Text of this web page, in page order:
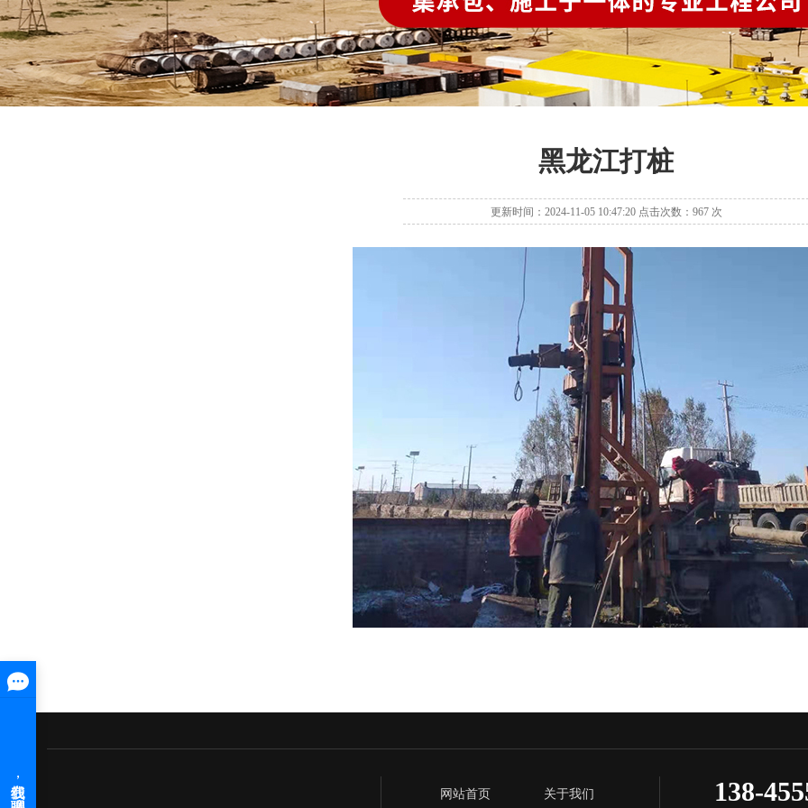
黑龙江打桩
更新时间：2024-11-05 10:47:20 点击次数：967 次
网站首页 关于我们 138-